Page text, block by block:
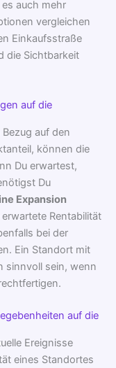
auch mehr
vergleichen
Einkaufsstraße
die Sichtbarkeit
auf die
auf den
können die
Du erwartest,
Du
Expansion
Rentabilität
bei der
Ein Standort mit
sinnvoll sein, wenn
auf die
Ereignisse
eines Standortes